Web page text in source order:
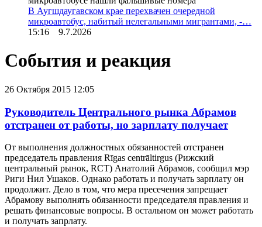
В Аугшдаугавском крае перехвачен очередной
микроавтобус, набитый нелегальными мигрантами, -…
15:16 9.7.2026
События и реакция
26 Октября 2015 12:05
Руководитель Центрального рынка Абрамов
отстранен от работы, но зарплату получает
От выполнения должностных обязанностей отстранен
председатель правления Rīgas centrāltirgus (Рижский
центральный рынок, RCT) Анатолий Абрамов, сообщил мэр
Риги Нил Ушаков. Однако работать и получать зарплату он
продолжит. Дело в том, что мера пресечения запрещает
Абрамову выполнять обязанности председателя правления и
решать финансовые вопросы. В остальном он может работать
и получать запрлату.